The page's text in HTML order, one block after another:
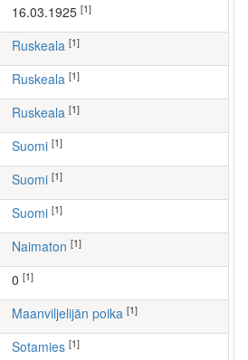
16.03.1925 [1]
Ruskeala [1]
Ruskeala [1]
Ruskeala [1]
Suomi [1]
Suomi [1]
Suomi [1]
Naimaton [1]
[1]
maanviljelijän poika [1]
Sotamies [1]